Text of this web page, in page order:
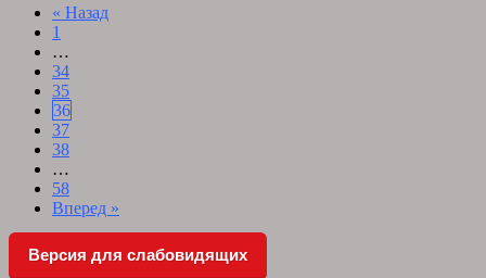
Posts
navigation
« Назад
1
…
34
35
36
37
38
…
58
Вперед »
Версия для слабовидящих